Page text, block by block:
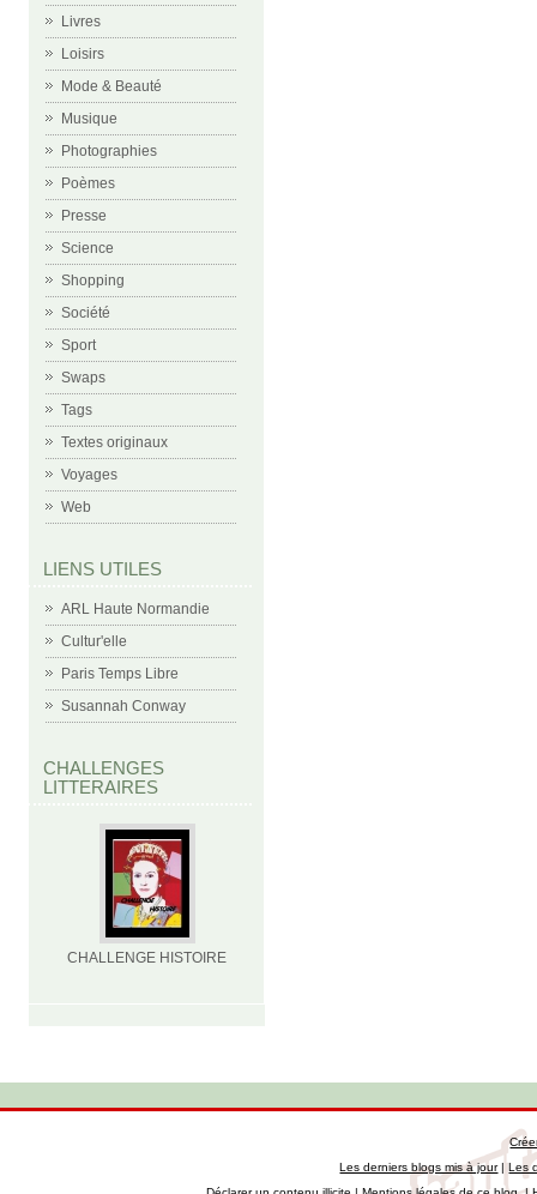
Livres
Loisirs
Mode & Beauté
Musique
Photographies
Poèmes
Presse
Science
Shopping
Société
Sport
Swaps
Tags
Textes originaux
Voyages
Web
LIENS UTILES
ARL Haute Normandie
Cultur'elle
Paris Temps Libre
Susannah Conway
CHALLENGES
LITTERAIRES
CHALLENGE HISTOIRE
Les derniers blogs mis à jour|Les